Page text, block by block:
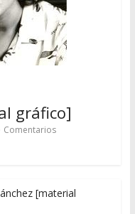
gráfico]
Comentarios
[material